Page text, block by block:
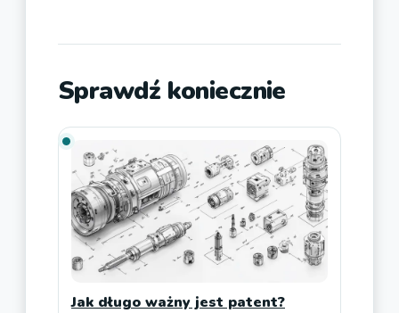
Sprawdź koniecznie
Jak długo ważny jest patent?